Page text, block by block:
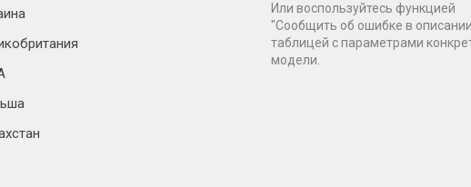
Или воспользуйтесь функцией
"Сообщить об ошибке в
таблицей с параметрами
модели.